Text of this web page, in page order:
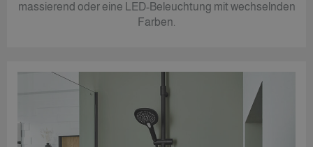
massierend oder eine LED-Beleuchtung mit wechselnden
Farben.